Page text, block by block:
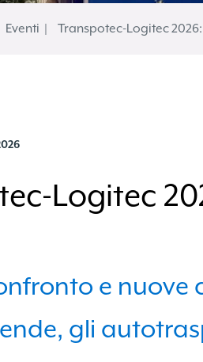
Eventi Transpotec-Logitec
Logitec
e nuove
gli